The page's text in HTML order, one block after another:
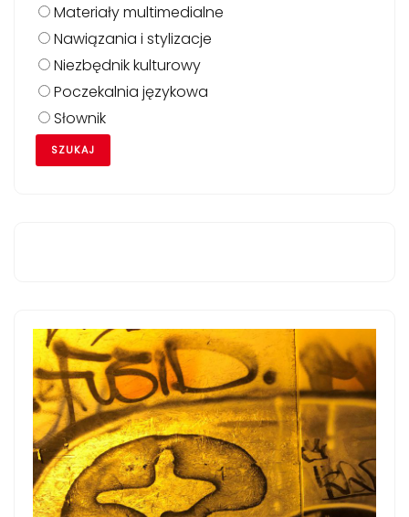
Materiały multimedialne
Nawiązania i stylizacje
Niezbędnik kulturowy
Poczekalnia językowa
Słownik